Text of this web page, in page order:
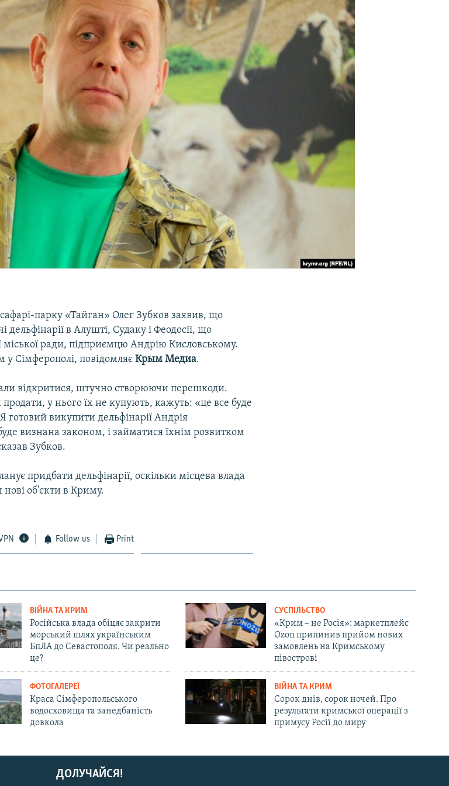
парку «Тайган» Олег Зубков заявив, що
в Алушті, Судаку і Феодосії, що
міської ради, підприємцю Андрію Кисловському.
у Сімферополі, повідомляєКрым Медиа.
відкритися, штучно створюючи перешкоди.
у нього їх не купують, кажуть: «це все буде
готовий викупити дельфінарії Андрія
визнана законом, і займатися їхнім розвитком
Зубков.
придбати дельфінарії, оскільки місцева влада
нові об'єкти в Криму.
Follow us Print
ВІЙНА ТА КРИМ
Російська влада обіцяє закрити
морський шлях українським
БпЛА до Севастополя. Чи реально
це?
СУСПІЛЬСТВО
«Крим – не Росія»: маркетплейс
Ozon припинив прийом нових
замовлень на Кримському
півострові
ФОТОГАЛЕРЕЇ
Краса Сімферопольського
водосховища та занедбаність
довкола
ВІЙНА ТА КРИМ
Сорок днів, сорок ночей. Про
результати кримської операції з
примусу Росії до миру
ДОЛУЧАЙСЯ!